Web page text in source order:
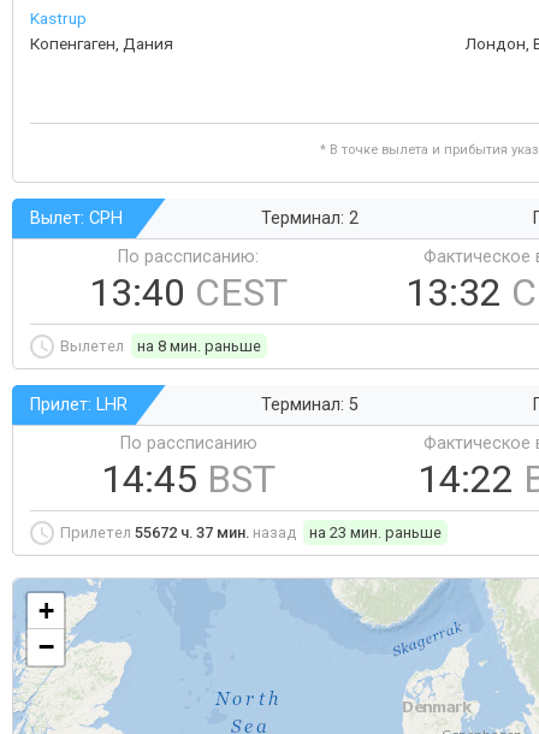
Kastrup
Копенгаген, Дания
Лондон,
* В точке вылета и прибытия
Вылет: CPH Терминал: 2
По рассписанию:
13:40 CEST
Фактическое
13:32
Вылетел на 8 мин. раньше
Прилет: LHR Терминал: 5
По рассписанию
14:45 BST
Фактическое
14:22
Прилетел 55672 ч. 37 мин. назад на 23 мин. раньше
+
−